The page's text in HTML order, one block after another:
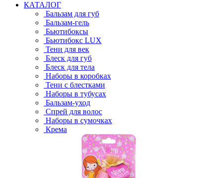
КАТАЛОГ
Бальзам для губ
Бальзам-гель
Бьютибоксы
Бьютибокс LUX
Тени для век
Блеск для губ
Блеск для тела
Наборы в коробках
Тени с блестками
Наборы в тубусах
Бальзам-уход
Спрей для волос
Наборы в сумочках
Крема